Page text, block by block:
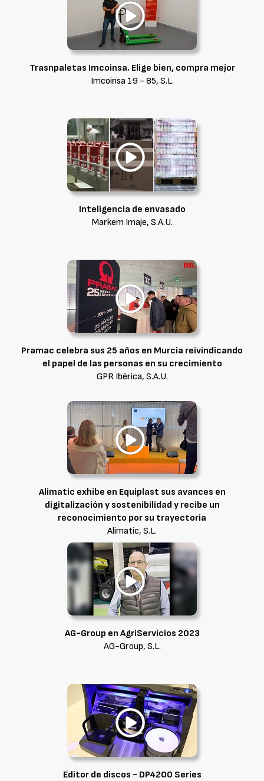
Trasnpaletas Imcoinsa. Elige bien, compra mejor
Imcoinsa 19 - 85, S.L.
Inteligencia de envasado
Markem Imaje, S.A.U.
Pramac celebra sus 25 años en Murcia reivindicando
el papel de las personas en su crecimiento
GPR Ibérica, S.A.U.
Alimatic exhibe en Equiplast sus avances en
digitalización y sostenibilidad y recibe un
reconocimiento por su trayectoria
Alimatic, S.L.
AG-Group en AgriServicios 2023
AG-Group, S.L.
Editor de discos - DP4200 Series